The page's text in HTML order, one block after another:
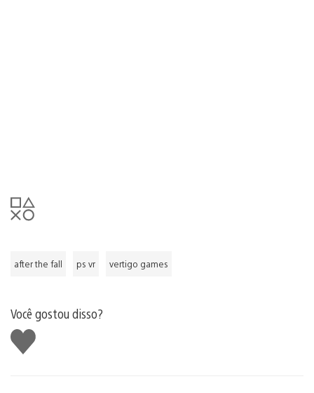
after the fall ps vr vertigo games
Você gostou disso?
Curtir